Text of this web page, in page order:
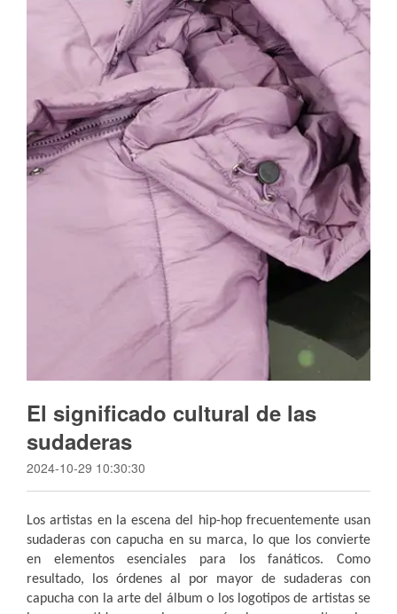
El significado cultural de las
sudaderas
2024-10-29 10:30:30